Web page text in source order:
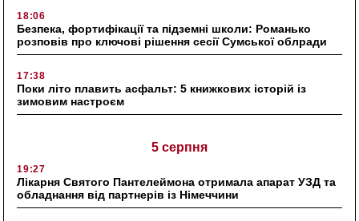
18:06
Безпека, фортифікації та підземні школи: Романько
розповів про ключові рішення сесії Сумської облради
17:38
Поки літо плавить асфальт: 5 книжкових історій із
зимовим настроєм
5 серпня
19:27
Лікарня Святого Пантелеймона отримала апарат УЗД та
обладнання від партнерів із Німеччини